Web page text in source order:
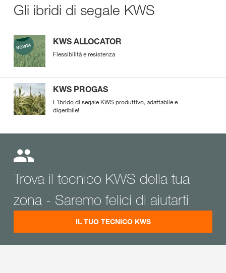
Gli ibridi di segale KWS
KWS ALLOCATOR
Flessibilità e resistenza
KWS PROGAS
L'ibrido di segale KWS produttivo, adattabile e
digeribile!
Trova il tecnico KWS della tua
zona - Saremo felici di aiutarti
IL TUO TECNICO KWS